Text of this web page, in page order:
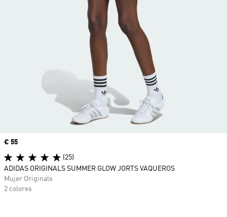
Precio
€ 55
(25)
ADIDAS ORIGINALS SUMMER GLOW JORTS VAQUEROS
Mujer Originals
2 colores